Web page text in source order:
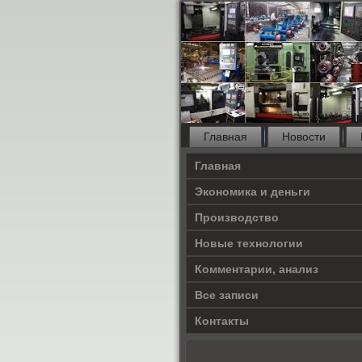
Главная Новости
Главная
Экономика и деньги
Производство
Новые технологии
Комментарии, анализ
Все записи
Контакты